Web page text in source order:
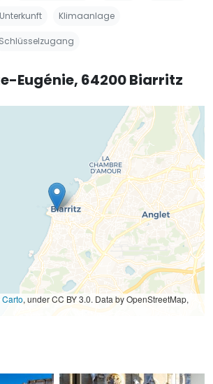
Klimaanlage
Schlüsselzugang
Eugénie, 64200 Biarritz
Carto, under CC BY 3.0. Data by OpenStreetMap,